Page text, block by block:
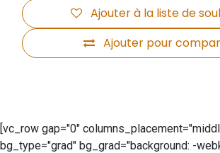
Ajouter pour
Ajouter à la liste de
[vc_row gap="0"
bg_type="grad" bg_grad="background: -